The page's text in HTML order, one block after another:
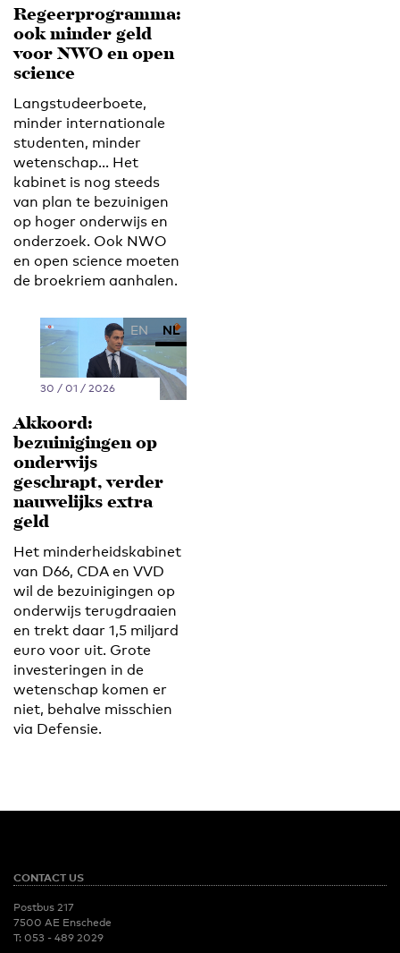
Regeerprogramma:
ook minder geld
voor NWO en open
science
Langstudeerboete,
minder internationale
studenten, minder
wetenschap… Het
kabinet is nog steeds
van plan te bezuinigen
op hoger onderwijs en
onderzoek. Ook NWO
en open science moeten
de broekriem aanhalen.
EN NL
30 / 01 / 2026
Akkoord:
bezuinigingen op
onderwijs
geschrapt, verder
nauwelijks extra
geld
Het minderheidskabinet
van D66, CDA en VVD
wil de bezuinigingen op
onderwijs terugdraaien
en trekt daar 1,5 miljard
euro voor uit. Grote
investeringen in de
wetenschap komen er
niet, behalve misschien
via Defensie.
CONTACT US
Postbus 217
7500 AE Enschede
T: 053 - 489 2029